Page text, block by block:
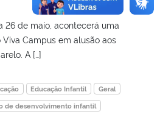
26 de maio, acontecerá uma
Campus em alusão aos
A […]
Educação Infantil
Geral
de desenvolvimento infantil